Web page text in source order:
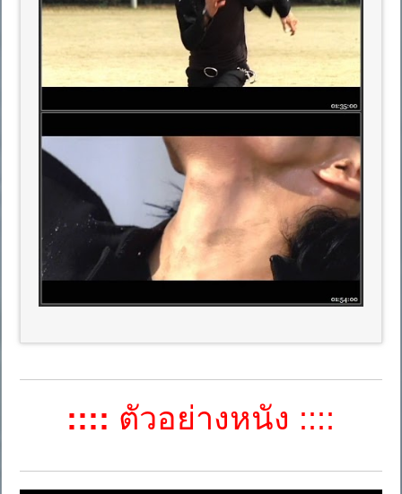
:::: ตัวอย่างหนัง ::::